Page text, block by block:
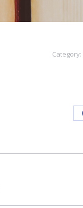
Category: